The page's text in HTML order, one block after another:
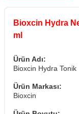
Bioxcin Hydra
ml
Ürün Adı:
Bioxcin Hydra Tonik
Ürün Markası:
Bioxcin